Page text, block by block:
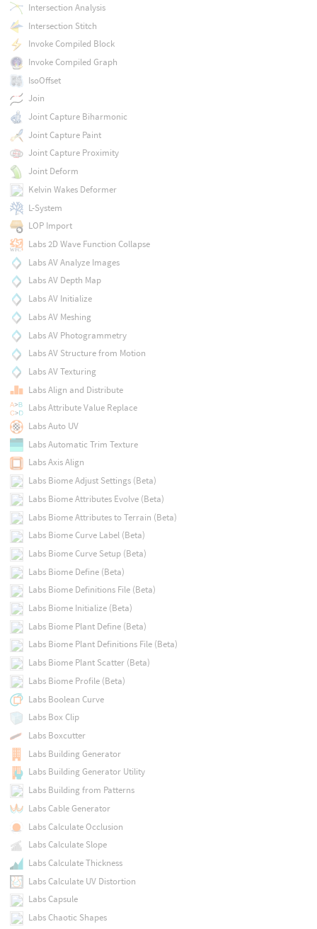
Intersection Analysis
Intersection Stitch
Invoke Compiled Block
Invoke Compiled Graph
IsoOffset
Join
Joint Capture Biharmonic
Joint Capture Paint
Joint Capture Proximity
Joint Deform
Kelvin Wakes Deformer
L-System
LOP Import
Labs 2D Wave Function Collapse
Labs AV Analyze Images
Labs AV Depth Map
Labs AV Initialize
Labs AV Meshing
Labs AV Photogrammetry
Labs AV Structure from Motion
Labs AV Texturing
Labs Align and Distribute
Labs Attribute Value Replace
Labs Auto UV
Labs Automatic Trim Texture
Labs Axis Align
Labs Biome Adjust Settings (Beta)
Labs Biome Attributes Evolve (Beta)
Labs Biome Attributes to Terrain (Beta)
Labs Biome Curve Label (Beta)
Labs Biome Curve Setup (Beta)
Labs Biome Define (Beta)
Labs Biome Definitions File (Beta)
Labs Biome Initialize (Beta)
Labs Biome Plant Define (Beta)
Labs Biome Plant Definitions File (Beta)
Labs Biome Plant Scatter (Beta)
Labs Biome Profile (Beta)
Labs Boolean Curve
Labs Box Clip
Labs Boxcutter
Labs Building Generator
Labs Building Generator Utility
Labs Building from Patterns
Labs Cable Generator
Labs Calculate Occlusion
Labs Calculate Slope
Labs Calculate Thickness
Labs Calculate UV Distortion
Labs Capsule
Labs Chaotic Shapes